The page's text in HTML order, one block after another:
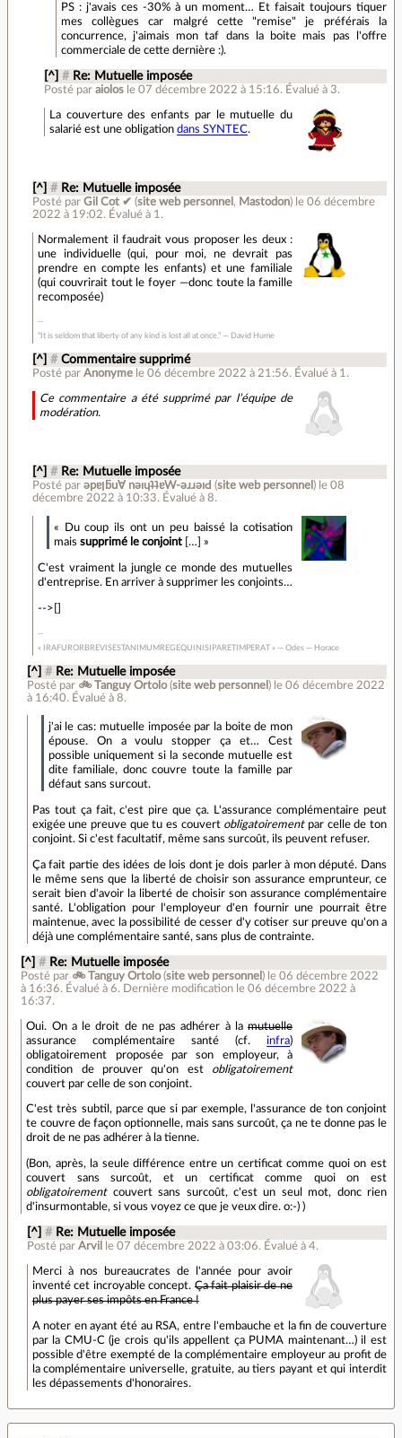
PS : j'avais ces -30% à un moment… Et faisait toujours tiquer
mes collègues car malgré cette "remise" je préférais la
concurrence, j'aimais mon taf dans la boite mais pas l'offre
commerciale de cette dernière :).
[^] # Re: Mutuelle imposée
Posté par aiolos le 07 décembre 2022 à 15:16. Évalué à 3.
La couverture des enfants par le mutuelle du
salarié est une obligation dans SYNTEC.
[^] # Re: Mutuelle imposée
Posté parGil Cot ✔ (site web personnel , Mastodon) le 06 décembre
2022 à 19:02. Évalué à 1 .
Normalement il faudrait vous proposer les deux :
une individuelle (qui, pour moi, ne devrait pas
prendre en compte les enfants) et une familiale
(qui couvrirait tout le foyer —donc toute la famille
recomposée)
“It is seldom that liberty of any kind is lost all at once.” ― David Hume
[^] # Commentaire supprimé
Posté parAnonyme le 06 décembre 2022 à 21:56. Évalué à 1.
Ce commentaire a été supprimé par l’équipe de
modération.
[^] # Re: Mutuelle imposée
Posté par ǝpɐןƃu∀ nǝıɥʇʇɐW-ǝɹɹǝıԀ (site web personnel ) le 08
décembre 2022 à 10:33. Évalué à8.
« Du coup ils ont un peu baissé la cotisation
maissupprimé le conjoint […] »
C'est vraiment la jungle ce monde des mutuelles
d'entreprise. En arriver à supprimer les conjoints…
-->[]
« IRAFURORBREVISESTANIMUMREGEQUINISIPARETIMPERAT » — Odes — Horace
[^] # Re: Mutuelle imposée
Posté par 🚲 Tanguy Ortolo(site web personnel ) le 06 décembre 2022
à 16:40. Évalué à 8.
j'ai le cas: mutuelle imposée par la boite de mon
épouse. On a voulu stopper ça et… Cest
possible uniquement si la seconde mutuelle est
dite familiale, donc couvre toute la famille par
défaut sans surcout.
Pas tout ça fait, c'est pire que ça. L'assurance complémentaire peut
exigée une preuve que tu es couvert obligatoirementpar celle de ton
conjoint. Si c'est facultatif, même sans surcoût, ils peuvent refuser.
Ça fait partie des idées de lois dont je dois parler à mon député. Dans
le même sens que la liberté de choisir son assurance emprunteur, ce
serait bien d'avoir la liberté de choisir son assurance complémentaire
santé. L'obligation pour l'employeur d'en fournir une pourrait être
maintenue, avec la possibilité de cesser d'y cotiser sur preuve qu'on a
déjà une complémentaire santé, sans plus de contrainte.
[^] # Re: Mutuelle imposée
Posté par 🚲 Tanguy Ortolo(site web personnel ) le 06 décembre 2022
à 16:36. Évalué à6. Dernière modification le 06 décembre 2022 à
16:37.
Oui. On a le droit de ne pas adhérer à la mutuelle
assurance complémentaire santé (cf. infra)
obligatoirement proposée par son employeur, à
condition de prouver qu'on est obligatoirement
couvert par celle de son conjoint.
C'est très subtil, parce que si par exemple, l'assurance de ton conjoint
te couvre de façon optionnelle, mais sans surcoût, ça ne te donne pas le
droit de ne pas adhérer à la tienne.
(Bon, après, la seule différence entre un certificat comme quoi on est
couvert sans surcoût, et un certificat comme quoi on est
obligatoirementcouvert sans surcoût, c'est un seul mot, donc rien
d'insurmontable, si vous voyez ce que je veux dire. o:-) )
[^] # Re: Mutuelle imposée
Posté par Arvil le 07 décembre 2022 à 03:06. Évalué à 4.
Merci à nos bureaucrates de l'année pour avoir
inventé cet incroyable concept.Ça fait plaisir de ne
plus payer ses impôts en France !
A noter en ayant été au RSA, entre l'embauche et la fin de couverture
par la CMU-C (je crois qu'ils appellent ça PUMA maintenant…) il est
possible d'être exempté de la complémentaire employeur au profit de
la complémentaire universelle, gratuite, au tiers payant et qui interdit
les dépassements d'honoraires.